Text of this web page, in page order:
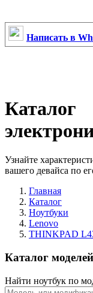
Написать в
Каталог
Узнайте
вашего девайса по
Главная
Каталог
Ноутбуки
Lenovo
THINKPAD
Каталог
Найти ноутбук по